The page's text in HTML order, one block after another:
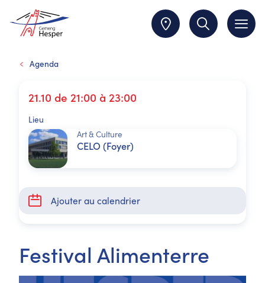
Agenda
21.10 de 21:00 à 23:00
Lieu
Art & Culture
CELO (Foyer)
Ajouter au calendrier
Festival Alimenterre